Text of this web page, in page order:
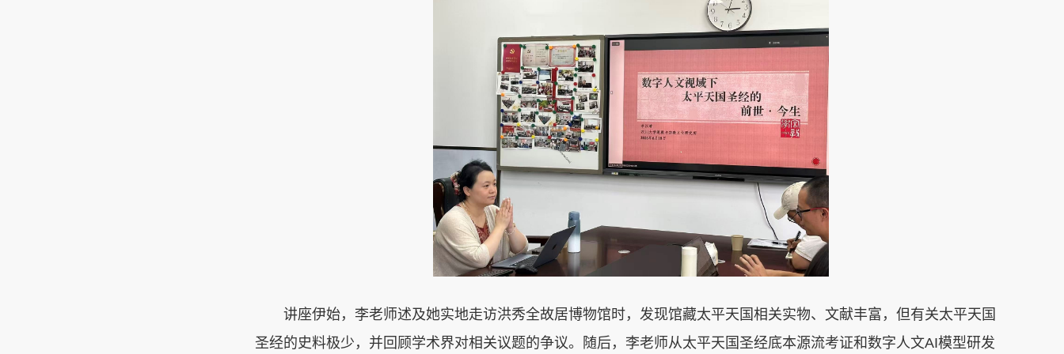
讲座伊始，李老师述及她实地走访洪秀全故居博物馆时，发现馆藏太平天国相关实物、文献丰富，但有关太平天国
圣经的史料极少，并回顾学术界对相关议题的争议。随后，李老师从太平天国圣经底本源流考证和数字人文AI模型研发